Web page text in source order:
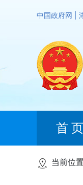
中国政府网
首 页
当前位置